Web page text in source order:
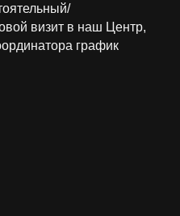
визит в наш Центр,
график